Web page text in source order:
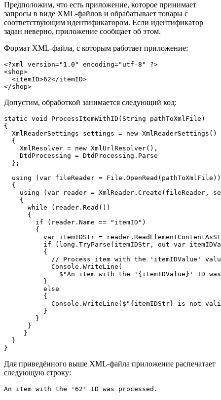
Предположим, что есть приложение, которое принимает
запросы в виде XML-файлов и обрабатывает товары с
соответствующим идентификатором. Если идентификатор
задан неверно, приложение сообщает об этом.
Формат XML-файла, с которым работает приложение:
<?xml version="1.0" encoding="utf-8" ?>
<shop>
  <itemID>62</itemID>
</shop>
Допустим, обработкой занимается следующий код:
static void ProcessItemWithID(String pathToXmlFile)
{
  XmlReaderSettings settings = new XmlReaderSettings()
  {
    XmlResolver = new XmlUrlResolver(),
    DtdProcessing = DtdProcessing.Parse
  };
  using (var fileReader = File.OpenRead(pathToXmlFile))
  {
using (var reader = XmlReader.Create(fileReader,
    {
      while (reader.Read())
      {
        if (reader.Name == "itemID")
        {
var itemIDStr =
if (long.TryParse(itemIDStr, out var
          {
// Process item with the 'itemIDValue'
            Console.WriteLine(
$"An item with the '{itemIDValue}' ID
          }
          else
          {
Console.WriteLine($"{itemIDStr} is not
          }
        }
      }
     }
  }
}
Для приведённого выше XML-файла приложение распечатает
следующую строку:
An item with the '62' ID was processed.